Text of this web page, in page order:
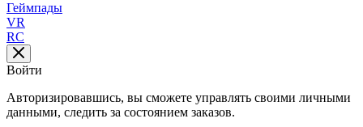
Геймпады
VR
RC
Войти
Авторизировавшись, вы сможете управлять своими личными
данными, следить за состоянием заказов.